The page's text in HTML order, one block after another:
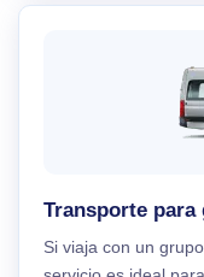
Transporte para
Si viaja con un